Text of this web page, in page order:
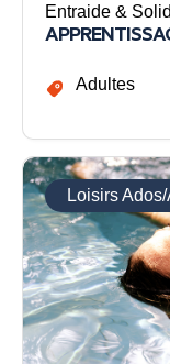
Entraide &
Adultes
Loisirs